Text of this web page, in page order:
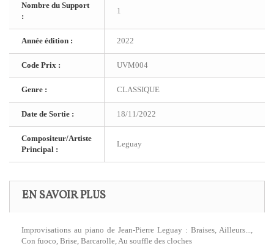
Nombre du Support
:
1
Année édition : 2022
Code Prix : UVM004
Genre : CLASSIQUE
Date de Sortie : 18/11/2022
Compositeur/Artiste
Principal :
Leguay
EN SAVOIR PLUS
Improvisations au piano de Jean-Pierre Leguay : Braises, Ailleurs...,
Con fuoco, Brise, Barcarolle, Au souffle des cloches